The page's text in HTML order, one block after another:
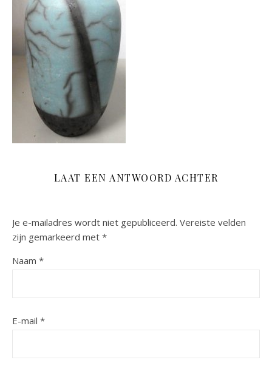
LAAT EEN ANTWOORD ACHTER
Je e-mailadres wordt niet gepubliceerd. Vereiste velden
zijn gemarkeerd met *
Naam *
E-mail *